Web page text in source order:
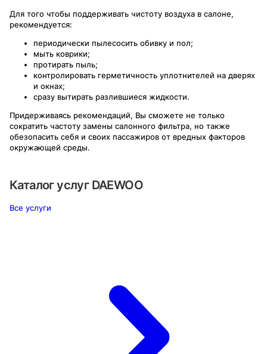
Для того чтобы поддерживать чистоту воздуха в салоне,
рекомендуется:
периодически пылесосить обивку и пол;
мыть коврики;
протирать пыль;
контролировать герметичность уплотнителей на дверях
и окнах;
сразу вытирать разлившиеся жидкости.
Придерживаясь рекомендаций, Вы сможете не только
сократить частоту замены салонного фильтра, но также
обезопасить себя и своих пассажиров от вредных факторов
окружающей среды.
Каталог услуг DAEWOO
Все услуги